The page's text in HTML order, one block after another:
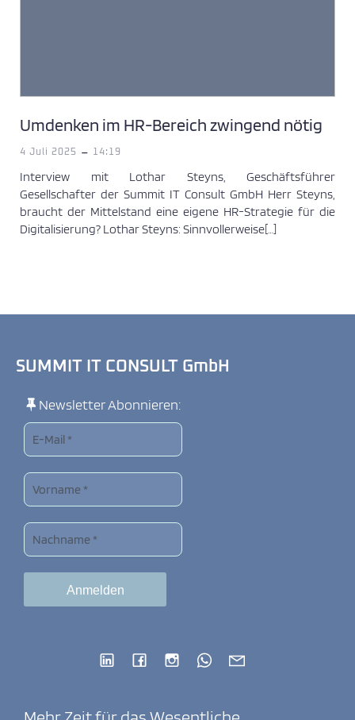
Umdenken im HR-Bereich zwingend nötig
4 Juli 2025 - 14:19
Interview mit Lothar Steyns, Geschäftsführer
Gesellschafter der Summit IT Consult GmbH Herr Steyns,
braucht der Mittelstand eine eigene HR-Strategie für die
Digitalisierung? Lothar Steyns: Sinnvollerweise[…]
SUMMIT IT CONSULT GmbH
Newsletter Abonnieren: